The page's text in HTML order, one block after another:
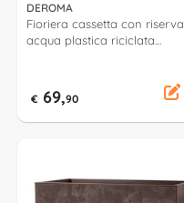
DEROMA
Fioriera cassetta con riserva
acqua plastica riciclata
9H936SZ
€ 69,90